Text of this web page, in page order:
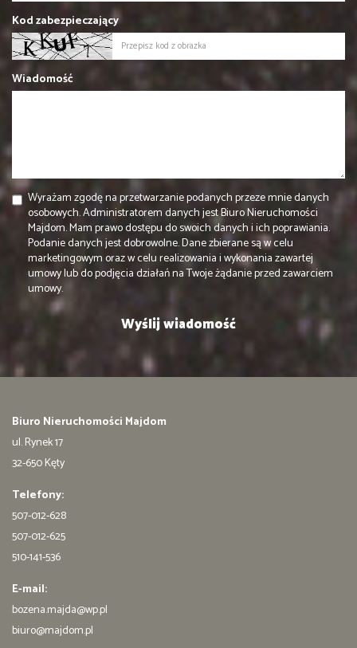
Kod zabezpieczający
Wiadomość
Wyrażam zgodę na przetwarzanie podanych przeze mnie danych
osobowych. Administratorem danych jest Biuro Nieruchomości
Majdom. Mam prawo dostępu do swoich danych i ich poprawiania.
Podanie danych jest dobrowolne. Dane zbierane są w celu
marketingowym oraz w celu realizowania i wykonania zawartej
umowy lub do podjęcia działań na Twoje żądanie przed zawarciem
umowy.
Biuro Nieruchomości Majdom
ul. Rynek 17
32-650 Kęty
Telefony:
507-012-628
507-012-625
510-141-536
E-mail:
bozena.majda@wp.pl
biuro@majdom.pl